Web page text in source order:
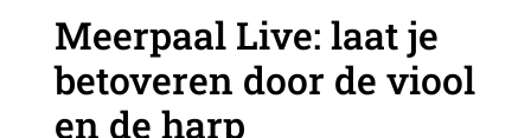
Meerpaal Live: laat je
betoveren door de viool
en de harp